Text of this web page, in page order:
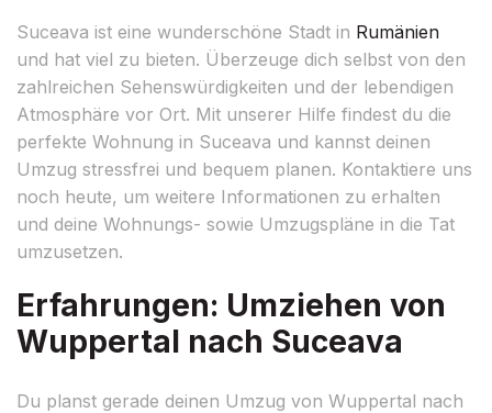
Suceava ist eine wunderschöne Stadt in Rumänien
und hat viel zu bieten. Überzeuge dich selbst von den
zahlreichen Sehenswürdigkeiten und der lebendigen
Atmosphäre vor Ort. Mit unserer Hilfe findest du die
perfekte Wohnung in Suceava und kannst deinen
Umzug stressfrei und bequem planen. Kontaktiere uns
noch heute, um weitere Informationen zu erhalten
und deine Wohnungs- sowie Umzugspläne in die Tat
umzusetzen.
Erfahrungen: Umziehen von
Wuppertal nach Suceava
Du planst gerade deinen Umzug von Wuppertal nach